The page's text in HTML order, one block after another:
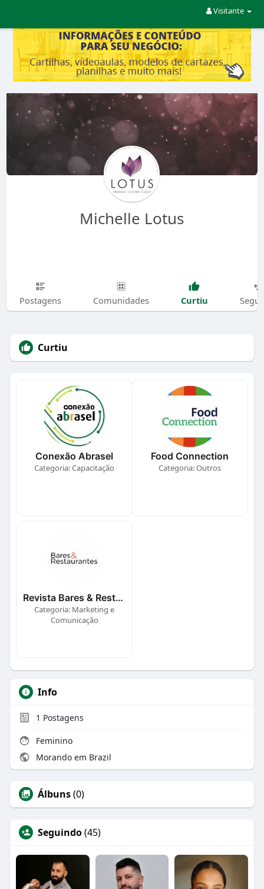
Visitante
Michelle Lotus
Postagens Comunidades Curtiu
Curtiu
Conexão Abrasel
Categoria: Capacitação
Food Connection
Categoria: Outros
Revista Bares & Restaurantes
Categoria: Marketing e
Comunicação
Info
1 Postagens
Feminino
Morando em Brazil
Álbuns(0)
Seguindo(45)